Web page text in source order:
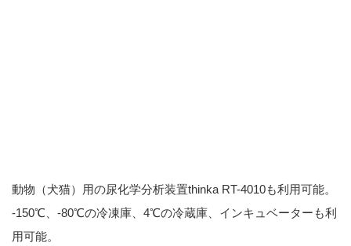
動物（犬猫）用の尿化学分析装置thinka RT-4010も利用可能。
-150℃、-80℃の冷凍庫、4℃の冷蔵庫、インキュベーターも利
用可能。